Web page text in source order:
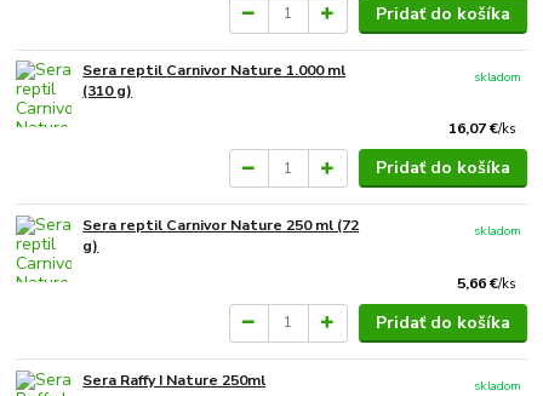
Pridať do košíka
Sera reptil Carnivor Nature 1.000 ml
(310 g)
16,07 €/ks
skladom
Pridať do košíka
Sera reptil Carnivor Nature 250 ml (72
g)
5,66 €/ks
skladom
Pridať do košíka
Sera Raffy I Nature 250ml
skladom